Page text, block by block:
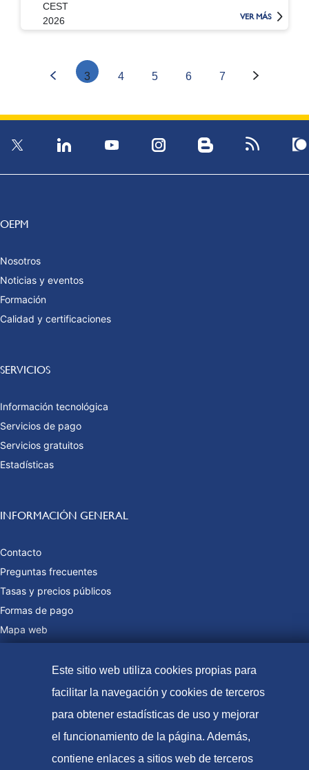
CEST
2026
VER MÁS
3 4 5 6 7
OEPM
Nosotros
Noticias y eventos
Formación
Calidad y certificaciones
SERVICIOS
Información tecnológica
Servicios de pago
Servicios gratuitos
Estadísticas
INFORMACIÓN GENERAL
Contacto
Preguntas frecuentes
Tasas y precios públicos
Formas de pago
Mapa web
© Oficina Española de Patentes y Marcas, 2023
Accesibilidad
Aviso Legal
Política de Cookies
Este sitio web utiliza cookies propias para
facilitar la navegación y cookies de terceros
para obtener estadísticas de uso y mejorar
el funcionamiento de la página. Además,
contiene enlaces a sitios web de terceros